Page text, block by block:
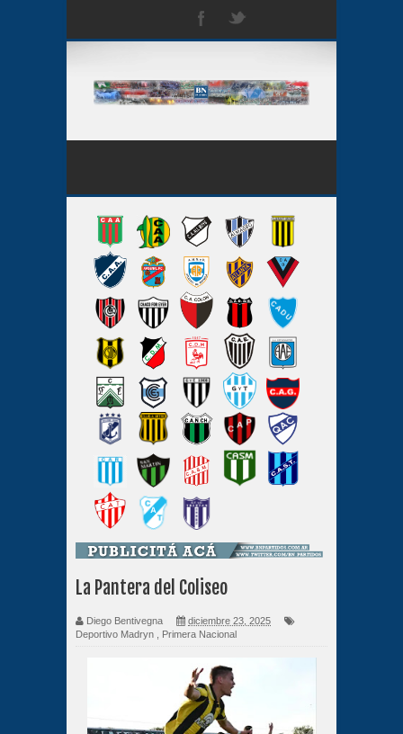
La Pantera del Coliseo
Diego Bentivegna
diciembre 23, 2025
Deportivo Madryn
Primera Nacional